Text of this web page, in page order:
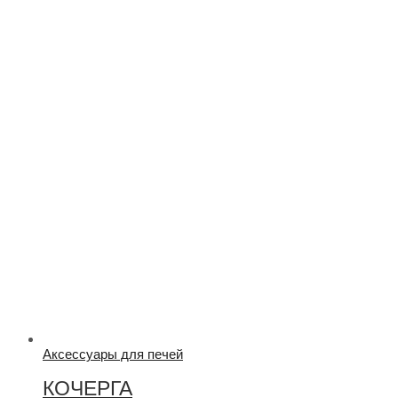
Аксессуары для печей
КОЧЕРГА